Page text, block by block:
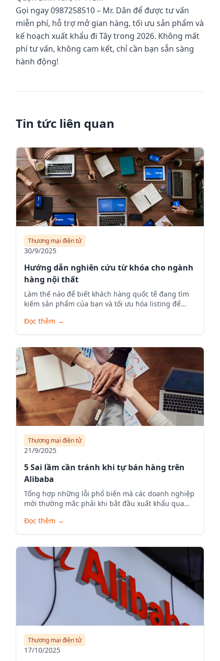
Gọi ngay 0987258510 – Mr. Dân để được tư vấn
miễn phí, hỗ trợ mở gian hàng, tối ưu sản phẩm và
kế hoạch xuất khẩu đi Tây trong 2026. Không mất
phí tư vấn, không cam kết, chỉ cần bạn sẵn sàng
hành động!
Tin tức liên quan
Thương mại điện tử
30/9/2025
Hướng dẫn nghiên cứu từ khóa cho ngành
hàng nội thất
Làm thế nào để biết khách hàng quốc tế đang tìm
kiếm sản phẩm của bạn và tối ưu hóa listing để
Đọc thêm →
Thương mại điện tử
21/9/2025
5 Sai lầm cần tránh khi tự bán hàng trên
Alibaba
Tổng hợp những lỗi phổ biến mà các doanh nghiệp
mới thường mắc phải khi bắt đầu xuất khẩu qua
Đọc thêm →
Thương mại điện tử
17/10/2025